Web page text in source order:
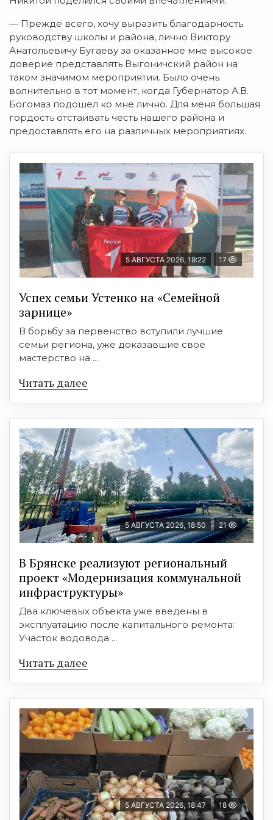
— Прежде всего, хочу выразить благодарность
руководству школы и района, лично Виктору
Анатольевичу Бугаеву за оказанное мне высокое
доверие представлять Выгоничский район на
таком значимом мероприятии. Было очень
волнительно в тот момент, когда Губернатор А.В.
Богомаз подошел ко мне лично. Для меня большая
гордость отстаивать честь нашего района и
предоставлять его на различных мероприятиях.
5 АВГУСТА 2026, 19:22 17
Успех семьи Устенко на «Семейной
зарнице»
В борьбу за первенство вступили лучшие
семьи региона, уже доказавшие свое
мастерство на ...
Читать далее
5 АВГУСТА 2026, 18:50 21
В Брянске реализуют региональный
проект «Модернизация коммунальной
инфраструктуры»
Два ключевых объекта уже введены в
эксплуатацию после капитального ремонта:
Участок водовода ...
Читать далее
5 АВГУСТА 2026, 18:47 18